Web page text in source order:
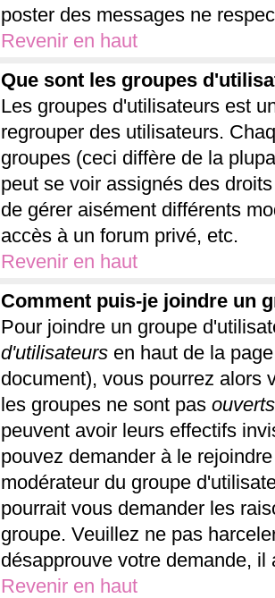
poster des messages ne
Revenir en haut
Que sont les groupes
Les groupes d'utilisateurs est
regrouper des utilisateurs.
groupes (ceci diffère de la
peut se voir assignés des
de gérer aisément différents
accès à un forum privé, etc.
Revenir en haut
Comment puis-je joindre un
Pour joindre un groupe
d'utilisateursen haut de la
document), vous pourrez alors
les groupes ne sont pas ouverts
peuvent avoir leurs effectifs
pouvez demander à le
modérateur du groupe
pourrait vous demander les
groupe. Veuillez ne pas
désapprouve votre demande, il
Revenir en haut